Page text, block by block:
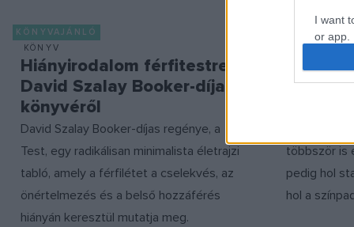
I want
or app.
I want
I want
KÖNYVAJÁNLÓ
KÖNYV
Hiányirodalom férfitestre –
David Szalay Booker-díjas
könyvéről
David Szalay Booker-díjas regénye, a
Test, egy radikálisan minimalista életrajzi
tabló, amely a férfilétet a cselekvés, az
önértelmezés és a belső hozzáférés
hiányán keresztül mutatja meg.
IRODALOM
a 97.
többször is
pedig hol
hol a